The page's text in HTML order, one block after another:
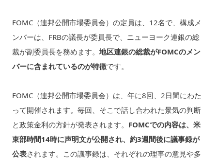
FOMC（連邦公開市場委員会）の定員は、12名で、構成メ
ンバーは、FRBの議長が委員長で、ニューヨーク連銀の総
裁が副委員長を務めます。 地区連銀の総裁がFOMCのメン
バーに含まれているのが特徴です。
FOMC（連邦公開市場委員会）は、年に8回、2日間にわた
って開催されます。毎回、そこで話し合われた景気の判断
と政策金利の方針が発表されます。 FOMCでの内容は、米
東部時間14時に声明文が公開され、約3週間後に議事録が
公表されます。この議事録は、それぞれの理事の意見や多